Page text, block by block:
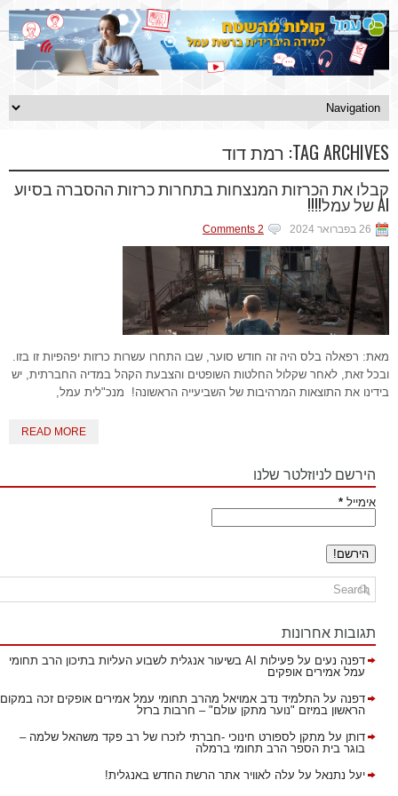
TAG ARCHIVES: רמת דוד
קבלו את הכרזות המנצחות בתחרות כרזות ההסברה בסיוע
AI של עמל!!!!
26 בפברואר 2024 2 Comments
מאת: רפאלה בלס היה זה חודש סוער, שבו התחרו עשרות כרזות יפהפיות זו בזו.
ובכל זאת, לאחר שקלול החלטות השופטים והצבעת הקהל במדיה החברתית, יש
בידינו את התוצאות המרהיבות של השביעייה הראשונה! מנכ"לית עמל,
READ MORE
הירשם לניוזלטר שלנו
אימייל*
תגובות אחרונות
דפנה נעיםעל
פעילות AI בשיעור אנגלית לשבוע העליות בתיכון הרב תחומי
עמל אמירים אופקים
דפנהעלהתלמיד נדב אמויאל מהרב תחומי עמל אמירים אופקים זכה במקום
הראשון במיזם "נוער מתקן עולם" – חרבות ברזל
דותןעלמתקן לספורט חינוכי -חברתי לזכרו של רב פקד משהאל שלמה –
בוגר בית הספר הרב תחומי ברמלה
יעל נתנאלעלעלה לאוויר אתר הרשת החדש באנגלית!